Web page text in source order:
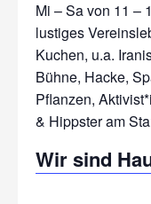
Mi – Sa von 11 –
lustiges
Kuchen, u.a.
Bühne, Hacke,
Pflanzen,
Wir sind